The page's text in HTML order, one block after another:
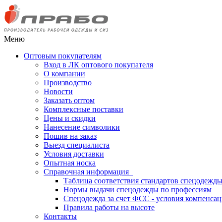
Меню
Оптовым покупателям
Вход в ЛК оптового покупателя
О компании
Производство
Новости
Заказать оптом
Комплексные поставки
Цены и скидки
Нанесение символики
Пошив на заказ
Выезд специалиста
Условия доставки
Опытная носка
Справочная информация
Таблица соответствия стандартов спецодежды
Нормы выдачи спецодежды по профессиям
Спецодежда за счет ФСС - условия
Правила работы на высоте
Контакты